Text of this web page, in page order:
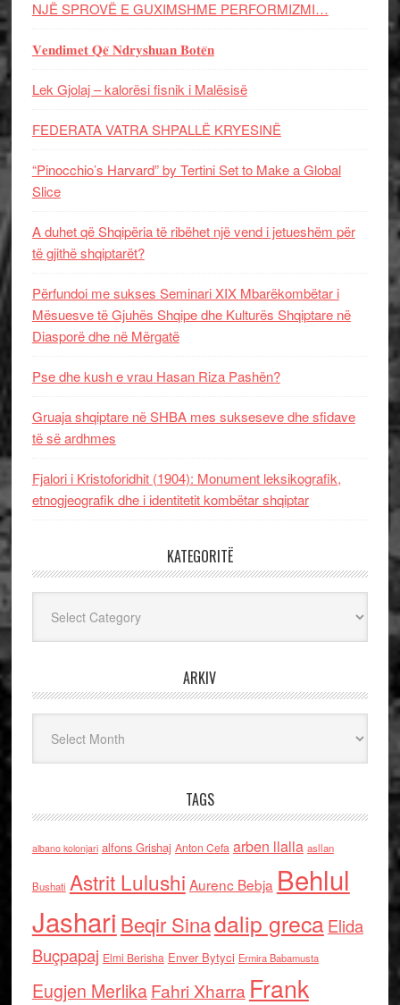
NJË SPROVË E GUXIMSHME PERFORMIZMI…
𝐕𝐞𝐧𝐝𝐢𝐦𝐞𝐭 𝐐𝐞̈ 𝐍𝐝𝐫𝐲𝐬𝐡𝐮𝐚𝐧 𝐁𝐨𝐭𝐞̈𝐧
Lek Gjolaj – kalorësi fisnik i Malësisë
FEDERATA VATRA SHPALLË KRYESINË
“Pinocchio’s Harvard” by Tertini Set to Make a Global
Slice
A duhet që Shqipëria të ribëhet një vend i jetueshëm për
të gjithë shqiptarët?
Përfundoi me sukses Seminari XIX Mbarëkombëtar i
Mësuesve të Gjuhës Shqipe dhe Kulturës Shqiptare në
Diasporë dhe në Mërgatë
Pse dhe kush e vrau Hasan Riza Pashën?
Gruaja shqiptare në SHBA mes sukseseve dhe sfidave
të së ardhmes
Fjalori i Kristoforidhit (1904): Monument leksikografik,
etnogjeografik dhe i identitetit kombëtar shqiptar
KATEGORITË
ARKIV
TAGS
albano kolonjari alfons Grishaj Anton Cefa arben llalla asllan
Bushati Astrit Lulushi Aurenc Bebja Behlul
Jashari Beqir Sinadalip grecaElida
Buçpapaj Elmi Berisha Enver Bytyci Ermira Babamusta
Eugjen MerlikaFahri Xharra Frank